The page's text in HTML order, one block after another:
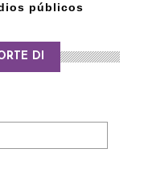
públicos
DI